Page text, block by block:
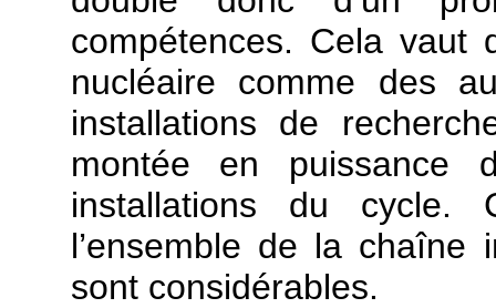
compétences. Cela vaut
nucléaire comme des
installations de
montée en puissance
installations du cycle.
l’ensemble de la chaîne
sont considérables.